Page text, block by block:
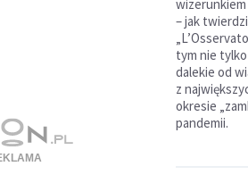
wizerunkiem
– jak
tym nie
dalekie od
z
okresie
pandemii.